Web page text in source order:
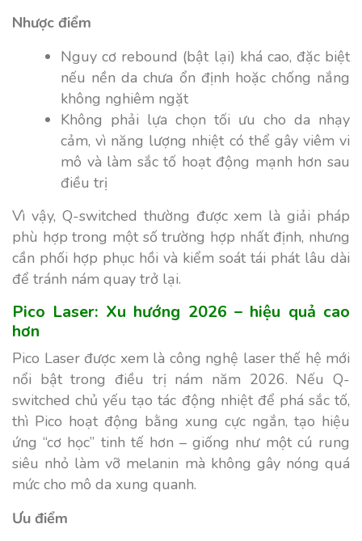
Nhược điểm
Nguy cơ rebound (bật lại) khá cao, đặc biệt
nếu nền da chưa ổn định hoặc chống nắng
không nghiêm ngặt
Không phải lựa chọn tối ưu cho da nhạy
cảm, vì năng lượng nhiệt có thể gây viêm vi
mô và làm sắc tố hoạt động mạnh hơn sau
điều trị
Vì vậy, Q-switched thường được xem là giải pháp
phù hợp trong một số trường hợp nhất định, nhưng
cần phối hợp phục hồi và kiểm soát tái phát lâu dài
để tránh nám quay trở lại.
Pico Laser: Xu hướng 2026 – hiệu quả cao
hơn
Pico Laser được xem là công nghệ laser thế hệ mới
nổi bật trong điều trị nám năm 2026. Nếu Q-
switched chủ yếu tạo tác động nhiệt để phá sắc tố,
thì Pico hoạt động bằng xung cực ngắn, tạo hiệu
ứng “cơ học” tinh tế hơn – giống như một cú rung
siêu nhỏ làm vỡ melanin mà không gây nóng quá
mức cho mô da xung quanh.
Ưu điểm